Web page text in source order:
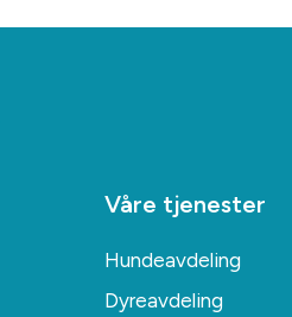
Våre tjenester
Hundeavdeling
Dyreavdeling